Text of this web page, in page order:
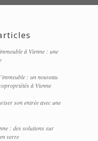
à Vienne : une
: un nouveau
à Vienne
son entrée avec une
: des solutions sur
verre